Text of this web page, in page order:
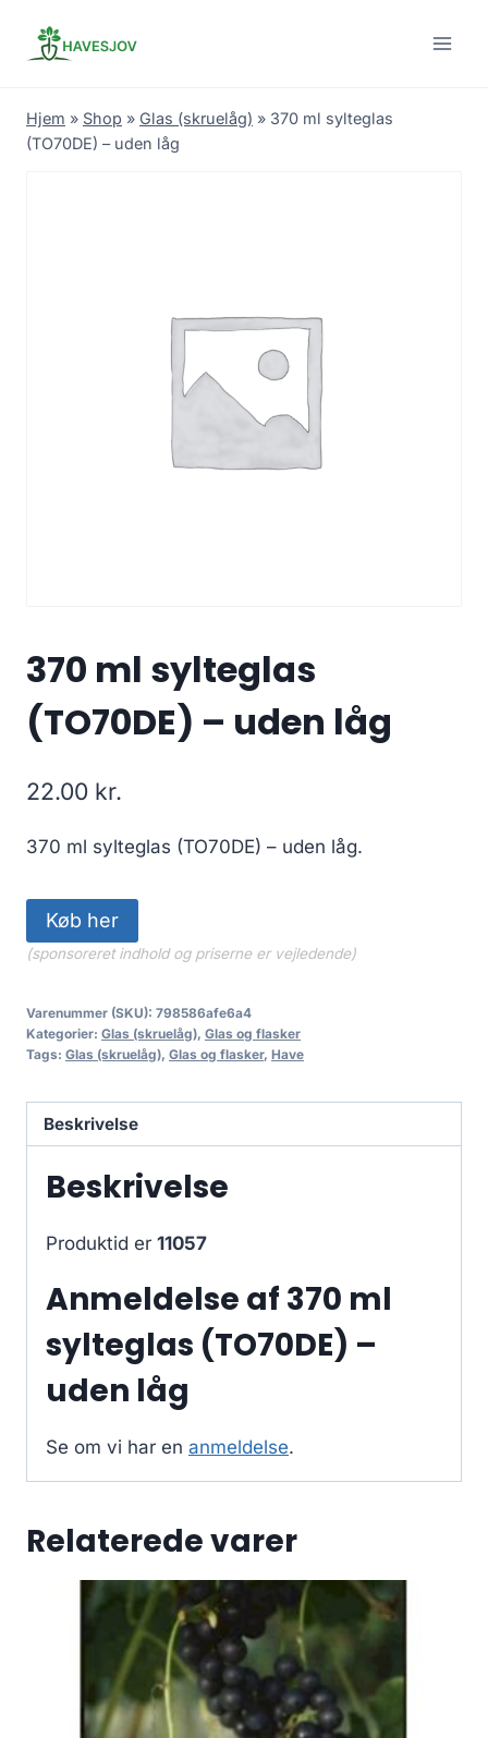
Hjem » Shop » Glas (skruelåg) » 370 ml sylteglas
(TO70DE) – uden låg
370 ml sylteglas
(TO70DE) – uden låg
22.00 kr.
370 ml sylteglas (TO70DE) – uden låg.
Køb her
(sponsoreret indhold og priserne er vejledende)
Varenummer (SKU): 798586afe6a4
Kategorier: Glas (skruelåg), Glas og flasker
Tags: Glas (skruelåg), Glas og flasker, Have
Beskrivelse
Beskrivelse
Produktid er 11057
Anmeldelse af 370 ml
sylteglas (TO70DE) –
uden låg
Se om vi har en anmeldelse.
Relaterede varer